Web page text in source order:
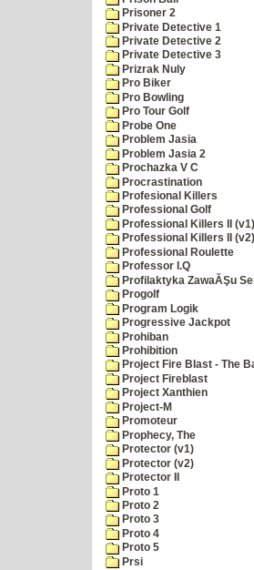
Prisoner 2
Private Detective 1
Private Detective 2
Private Detective 3
Prizrak Nuly
Pro Biker
Pro Bowling
Pro Tour Golf
Probe One
Problem Jasia
Problem Jasia 2
Prochazka V C
Procrastination
Profesional Killers
Professional Golf
Professional Killers II (v1)
Professional Killers II (v2)
Professional Roulette
Professor I.Q
Profilaktyka ZawaĂŞu
Progolf
Program Logik
Progressive Jackpot
Prohiban
Prohibition
Project Fire Blast - The
Project Fireblast
Project Xanthien
Project-M
Promoteur
Prophecy, The
Protector (v1)
Protector (v2)
Protector II
Proto 1
Proto 2
Proto 3
Proto 4
Proto 5
Prsi